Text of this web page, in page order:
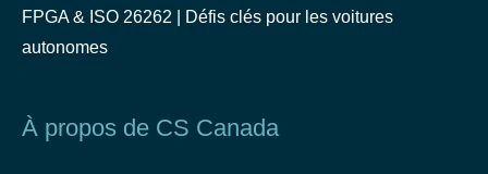
FPGA & ISO 26262 | Défis clés pour les voitures
autonomes
À propos de CS Canada